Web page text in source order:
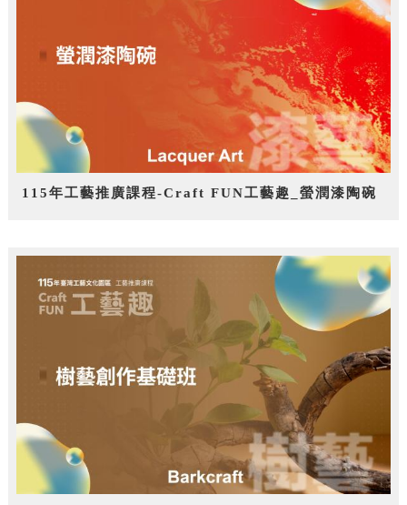
115年工藝推廣課程-Craft FUN工藝趣_螢潤漆陶碗